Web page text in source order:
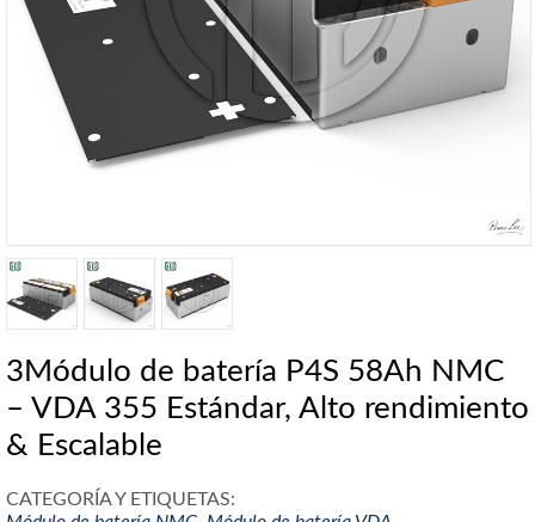
3Módulo de batería P4S 58Ah NMC
– VDA 355 Estándar, Alto rendimiento
& Escalable
CATEGORÍA Y ETIQUETAS: